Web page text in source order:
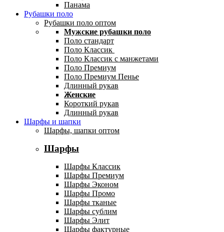
Панама
Рубашки поло
Рубашки поло оптом
Мужские рубашки поло
Поло стандарт
Поло Классик
Поло Классик с манжетами
Поло Премиум
Поло Премиум Пенье
Длинный рукав
Женские
Короткий рукав
Длинный рукав
Шарфы и шапки
Шарфы, шапки оптом
Шарфы
Шарфы Классик
Шарфы Премиум
Шарфы Эконом
Шарфы Промо
Шарфы тканые
Шарфы сублим
Шарфы Элит
Шарфы фактурные